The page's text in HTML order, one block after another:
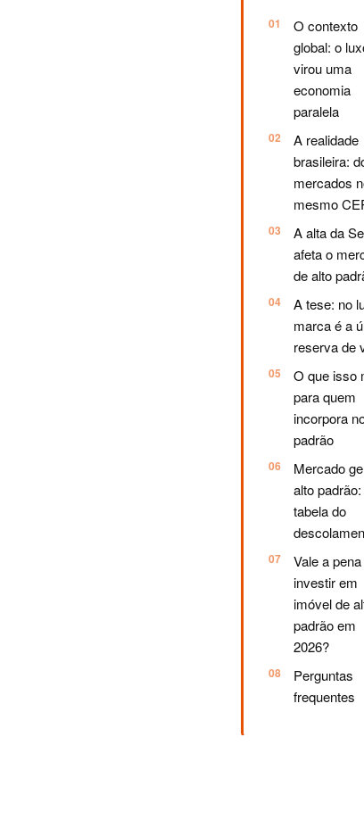
O contexto
global: o
virou uma
economia
paralela
A realidade
brasileira:
mercados
mesmo
A alta da
afeta o
de alto
A tese: no
marca é a
reserva de
O que isso
para quem
incorpora
padrão
Mercado
alto
tabela do
Vale a pena
investir em
imóvel de
padrão em
2026?
Perguntas
frequentes